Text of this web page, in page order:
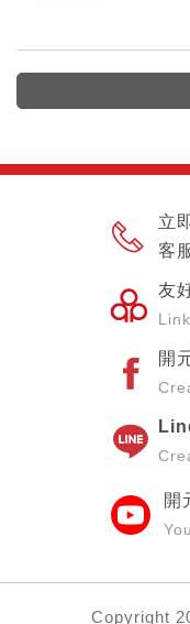
立
客
友
Link
開
開
Copyright